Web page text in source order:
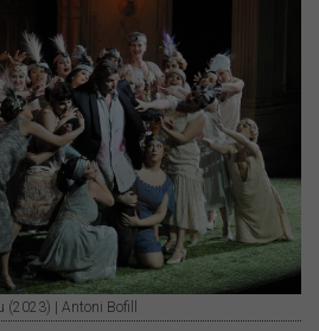
(2023) | Antoni Bofill